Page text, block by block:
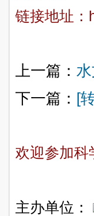
链接地址：
上一篇：
下一篇： [
欢迎参加科
主办单位：